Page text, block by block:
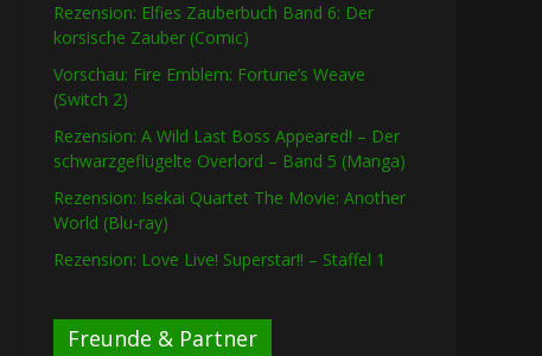
Rezension: Elfies Zauberbuch Band 6: Der
korsische Zauber (Comic)
Vorschau: Fire Emblem: Fortune’s Weave
(Switch 2)
Rezension: A Wild Last Boss Appeared! – Der
schwarzgeflügelte Overlord – Band 5 (Manga)
Rezension: Isekai Quartet The Movie: Another
World (Blu-ray)
Rezension: Love Live! Superstar!! – Staffel 1
Freunde & Partner